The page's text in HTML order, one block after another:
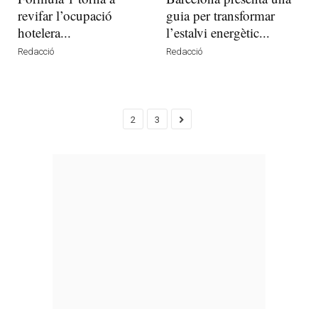
revifar l’ocupació
hotelera...
Redacció
guia per transformar
l’estalvi energètic...
Redacció
2 3